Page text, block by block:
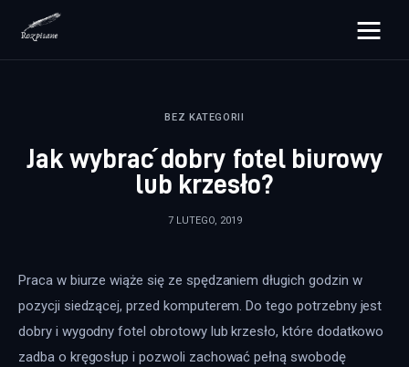
rozpisane.pl
Zdrowie
Więcej
BEZ KATEGORII
Jak wybrać dobry fotel biurowy
lub krzesło?
7 LUTEGO, 2019
Praca w biurze wiąże się ze spędzaniem długich godzin w
pozycji siedzącej, przed komputerem. Do tego potrzebny jest
dobry i wygodny fotel obrotowy lub krzesło, które dodatkowo
zadba o kręgosłup i pozwoli zachować pełną swobodę